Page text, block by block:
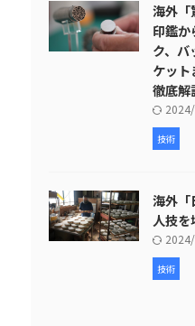
海外「
印鑑か
ク、バ
ケット
徹底解
技術
海外「
人技を
技術